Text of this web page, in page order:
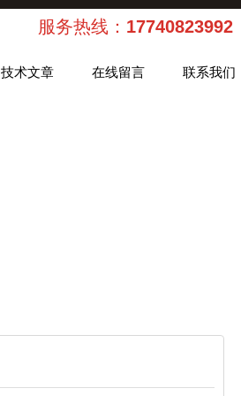
服务热线： 17740823992
技术文章 在线留言 联系我们